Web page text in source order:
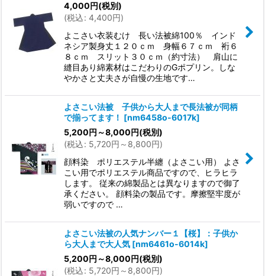
4,000円(税別)
(税込: 4,400円)
よこさい衣装むけ 長い法被綿100％ インド
ネシア製身丈１２０ｃｍ 身幅６７ｃｍ 裄６
８ｃｍ スリット３０ｃｍ（約寸法） 肩山に
縫目あり綿素材はこだわりのGポプリン。しな
やかさと丈夫さが自慢の生地です…
よさこい法被 子供から大人まで長法被が同柄
で揃ってます！ [nm6458o-6017k]
5,200円 ～8,000円(税別)
(税込: 5,720円 ～8,800円)
顔料染 ポリエステル半纏（よさこい用） よさ
こい用でポリエステル商品ですので、ヒラヒラ
します。 従来の綿製品とは異なりますので御了
承ください。 顔料染の製品です。摩擦堅牢度が
弱いですので …
よさこい法被の人気ナンバー１【桜】：子供か
ら大人まで大人気 [nm6461o-6014k]
5,200円 ～8,000円(税別)
(税込: 5,720円 ～8,800円)